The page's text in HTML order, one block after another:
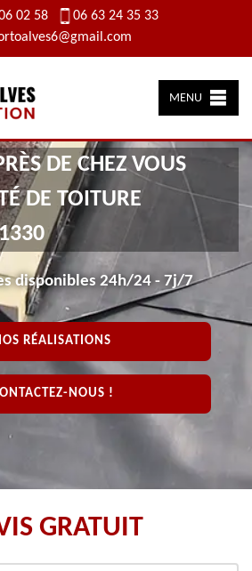
02 58
06 63 24 35 33
MENU
DE CHEZ VOUS
DE TOITURE
disponibles 24h/24 - 7j/7
RÉALISATIONS
NOUS !
GRATUIT